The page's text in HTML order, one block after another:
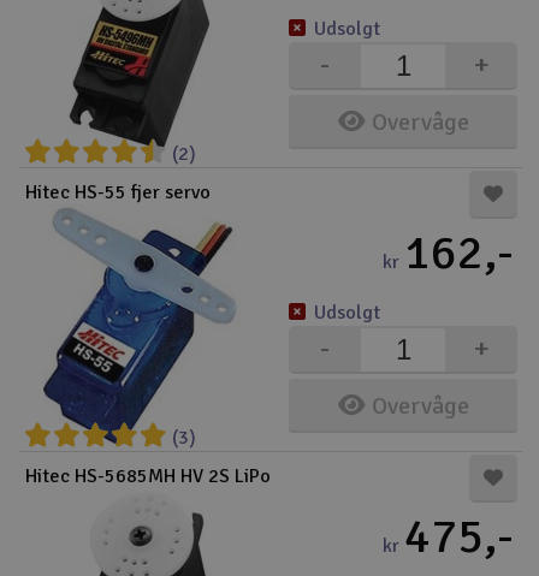
(2)
Overvåge
+
-
Udsolgt
Hitec HS-55 fjer servo
(3)
kr 162,-
Overvåge
+
-
Udsolgt
Hitec HS-5685MH HV 2S LiPo
kr 475,-